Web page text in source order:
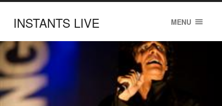
INSTANTS LIVE MENU